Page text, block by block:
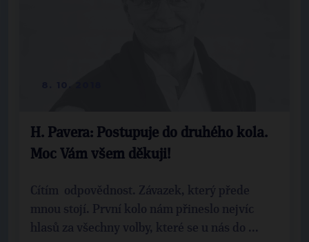
H. Pavera: Postupuje do druhého kola.
Moc Vám všem děkuji!
Cítím odpovědnost. Závazek, který přede
mnou stojí. První kolo nám přineslo nejvíc
hlasů za všechny volby, které se u nás do ...